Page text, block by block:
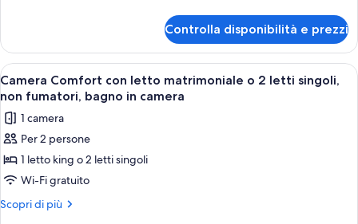
o
2
letti
singoli,
non
fumatori,
bagno
in
camera
Comfort
con
letto
matrimoniale
2
letti
non
fumatori,
in
Controlla disponibilità e prezzi
Apri
tutte
le
foto
per
Camera
Comfort
con
Una camera d'albergo con un letto
4
Camera Comfort con letto matrimoniale o 2 letti singoli,
non fumatori, bagno in camera
1 camera
Per 2 persone
1 letto king o 2 letti singoli
Wi-Fi gratuito
Scopri di più
Altri